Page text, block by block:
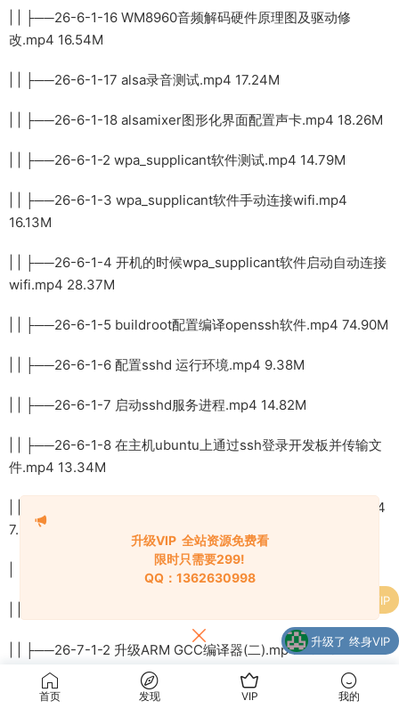
| | ├──26-6-1-16 WM8960音频解码硬件原理图及驱动修
改.mp4 16.54M
| | ├──26-6-1-17 alsa录音测试.mp4 17.24M
| | ├──26-6-1-18 alsamixer图形化界面配置声卡.mp4 18.26M
| | ├──26-6-1-2 wpa_supplicant软件测试.mp4 14.79M
| | ├──26-6-1-3 wpa_supplicant软件手动连接wifi.mp4
16.13M
| | ├──26-6-1-4 开机的时候wpa_supplicant软件启动自动连接
wifi.mp4 28.37M
| | ├──26-6-1-5 buildroot配置编译openssh软件.mp4 74.90M
| | ├──26-6-1-6 配置sshd 运行环境.mp4 9.38M
| | ├──26-6-1-7 启动sshd服务进程.mp4 14.82M
| | ├──26-6-1-8 在主机ubuntu上通过ssh登录开发板并传输文
件.mp4 13.34M
| | └──26-6-1-9 在windows上ssh登录开发板并传输文件.mp4
7.30M
| ├──26-7-1 第1章 buildroot支持Qt5
| | ├──26-7-1-2 升级ARM GCC编译器(二).mp4 20.23M
| | ├──26-7-1-3 buildroot配置外部编译器.mp4 8.23M
首页 发现 VIP 我的
升级VIP 全站资源免费看
限时只需要299!
QQ：1362630998
升级了 终身VIP
购买了 李栋涨停板战法
购买
了
纸质芝士Q版插画头像立绘基础课